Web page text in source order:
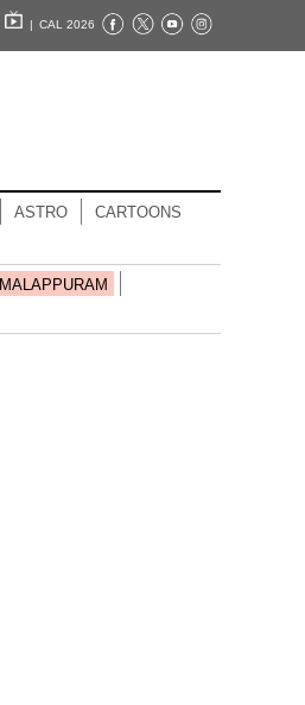
| CAL 2026
ASTRO CARTOONS
MALAPPURAM